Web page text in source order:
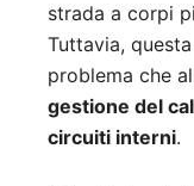
strada a corpi
Tuttavia,
problema che
gestione del
circuiti interni.